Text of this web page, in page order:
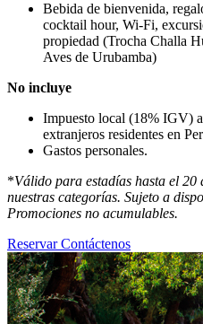
Bebida de bienvenida,
cocktail hour, Wi-Fi,
propiedad (Trocha Challa
Aves de Urubamba)
No incluye
Impuesto local (18% IGV)
extranjeros residentes en
Gastos personales.
*Válido para estadías hasta el 20
nuestras categorías. Sujeto a
Promociones no acumulables.
ReservarContáctenos